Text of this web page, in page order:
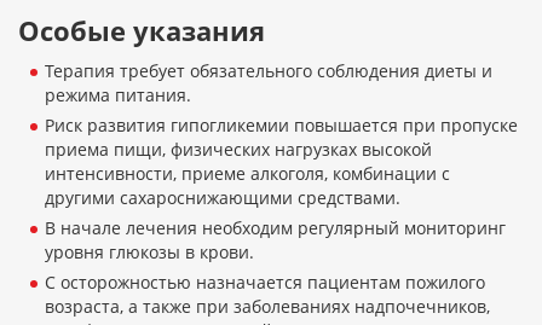
Особые указания
Терапия требует обязательного соблюдения диеты и
режима питания.
Риск развития гипогликемии повышается при пропуске
приема пищи, физических нагрузках высокой
интенсивности, приеме алкоголя, комбинации с
другими сахароснижающими средствами.
В начале лечения необходим регулярный мониторинг
уровня глюкозы в крови.
С осторожностью назначается пациентам пожилого
возраста, а также при заболеваниях надпочечников,